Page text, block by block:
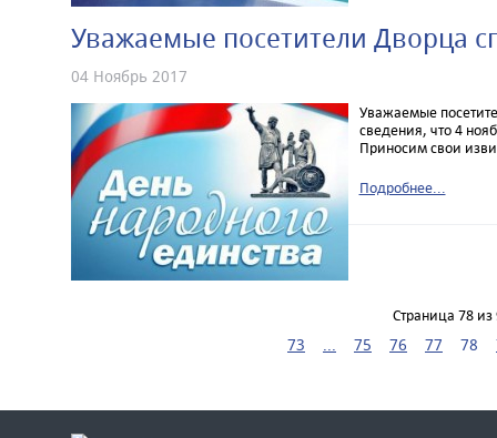
Уважаемые посетители Дворца
04 Ноябрь 2017
Уважаемые
сведения, что 4
Приносим свои
Подробнее...
Страница 78 из
73 ... 75 76 77 78